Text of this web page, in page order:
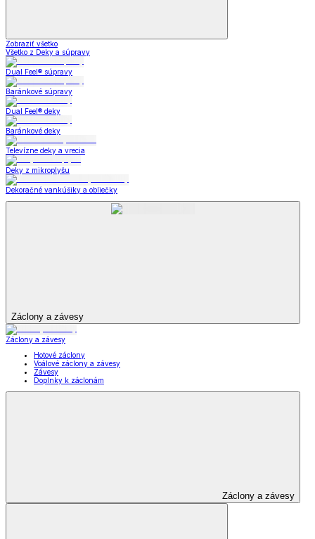
Zobraziť všetko
Všetko z Deky a súpravy
Dual Feel® súpravy
Baránkové súpravy
Dual Feel® deky
Baránkové deky
Televízne deky a vrecia
Deky z mikroplyšu
Dekoračné vankúšiky a obliečky
Záclony a závesy
Záclony a závesy
Hotové záclony
Voálové záclony a závesy
Závesy
Doplnky k záclonám
Záclony a závesy